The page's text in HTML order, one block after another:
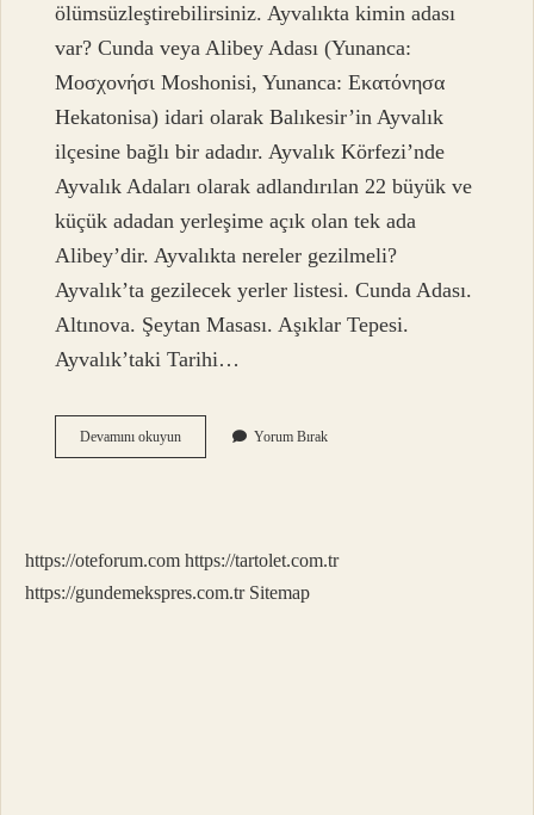
ölümsüzleştirebilirsiniz. Ayvalıkta kimin adası
var? Cunda veya Alibey Adası (Yunanca:
Μοσχονήσι Moshonisi, Yunanca: Εκατόνησα
Hekatonisa) idari olarak Balıkesir’in Ayvalık
ilçesine bağlı bir adadır. Ayvalık Körfezi’nde
Ayvalık Adaları olarak adlandırılan 22 büyük ve
küçük adadan yerleşime açık olan tek ada
Alibey’dir. Ayvalıkta nereler gezilmeli?
Ayvalık’ta gezilecek yerler listesi. Cunda Adası.
Altınova. Şeytan Masası. Aşıklar Tepesi.
Ayvalık’taki Tarihi…
Devamını okuyunBalıkesir
Ayvalıkta
Yorum Bırak
https://oteforum.com https://tartolet.com.tr
https://gundemekspres.com.tr Sitemap